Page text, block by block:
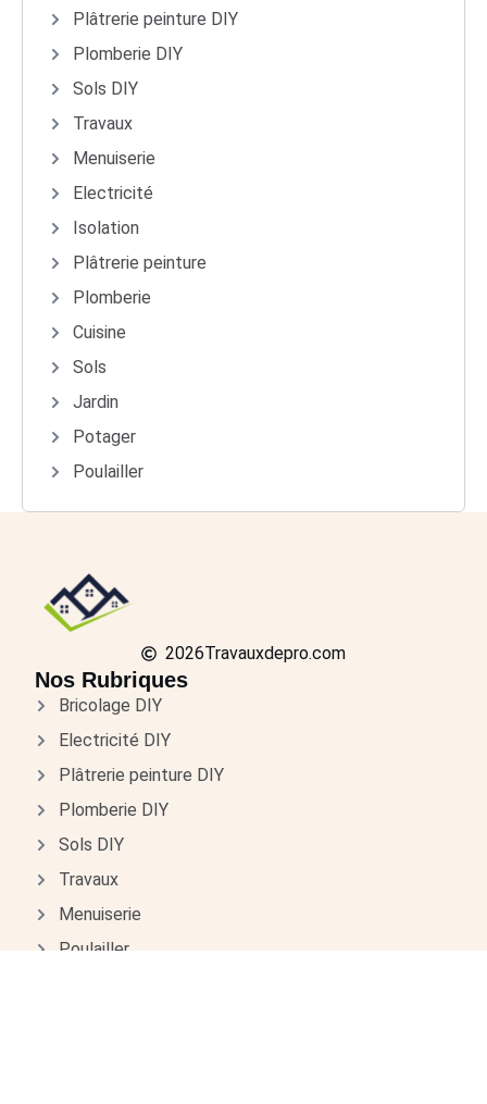
Plâtrerie peinture DIY
Plomberie DIY
Sols DIY
Travaux
Menuiserie
Electricité
Isolation
Plâtrerie peinture
Plomberie
Cuisine
Sols
Jardin
Potager
Poulailler
2026Travauxdepro.com
Nos Rubriques
Bricolage DIY
Electricité DIY
Plâtrerie peinture DIY
Plomberie DIY
Sols DIY
Travaux
Menuiserie
Poulailler